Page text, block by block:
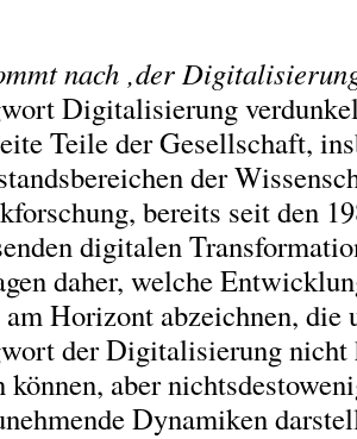
nach ‚der
Digitalisierung
Teile der Gesellschaft,
der
bereits seit den
digitalen
daher, welche
Horizont abzeichnen, die
der Digitalisierung nicht
können, aber
Dynamiken